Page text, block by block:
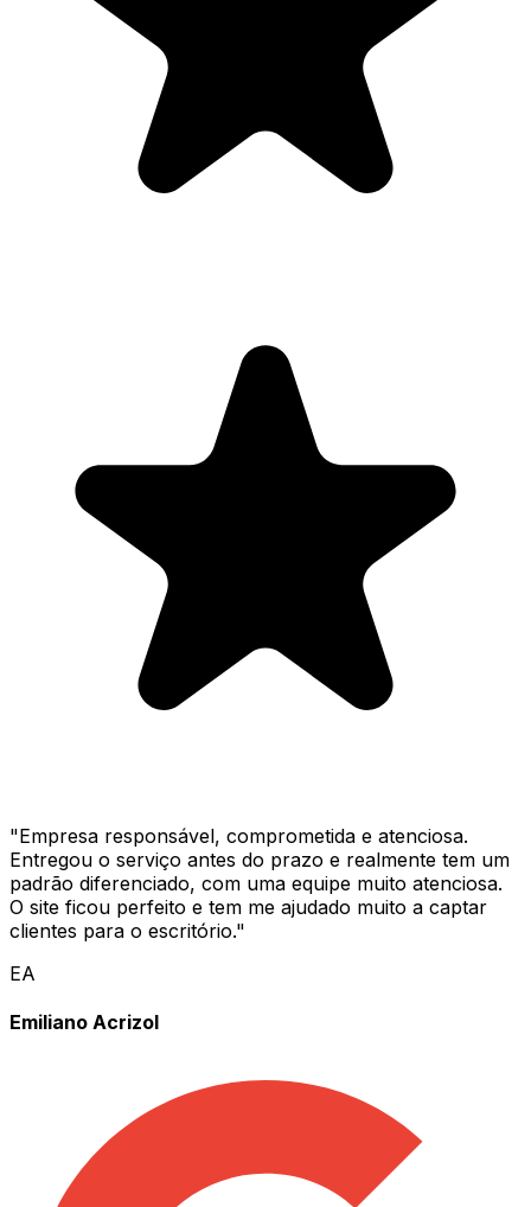
"Empresa responsável, comprometida e atenciosa.
Entregou o serviço antes do prazo e realmente tem um
padrão diferenciado, com uma equipe muito atenciosa.
O site ficou perfeito e tem me ajudado muito a captar
clientes para o escritório."
EA
Emiliano Acrizol